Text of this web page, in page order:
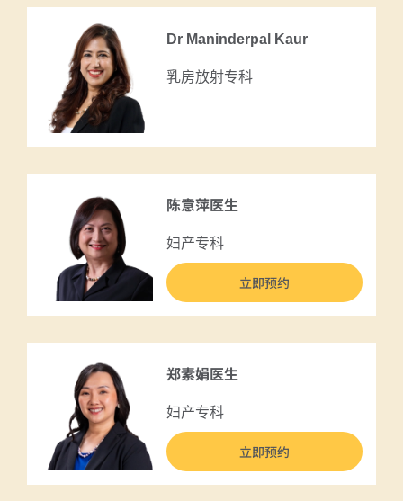
Dr Maninderpal Kaur
乳房放射专科
陈意萍医生
妇产专科
立即预约
郑素娟医生
妇产专科
立即预约